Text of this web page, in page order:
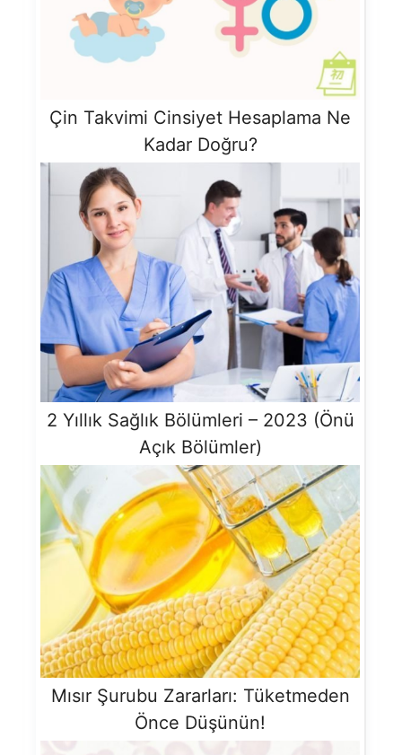
Çin Takvimi Cinsiyet Hesaplama Ne
Kadar Doğru?
2 Yıllık Sağlık Bölümleri – 2023 (Önü
Açık Bölümler)
Mısır Şurubu Zararları: Tüketmeden
Önce Düşünün!